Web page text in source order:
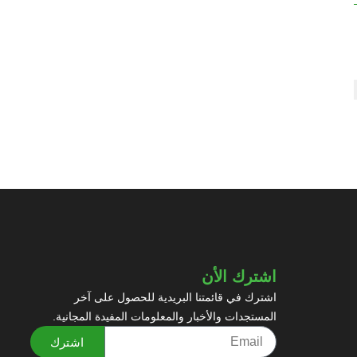
اشترك الأن
اشترك في قائمتنا البريدية للحصول على آخر
المستجدات والأخبار والمعلومات المفيدة المجانية.
اشترك